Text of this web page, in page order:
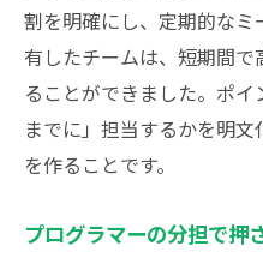
割を明確にし、定期的な
有したチームは、短期間
ることができました。ポ
までに」担当するかを明
を作ることです。
プログラマーの分担で押